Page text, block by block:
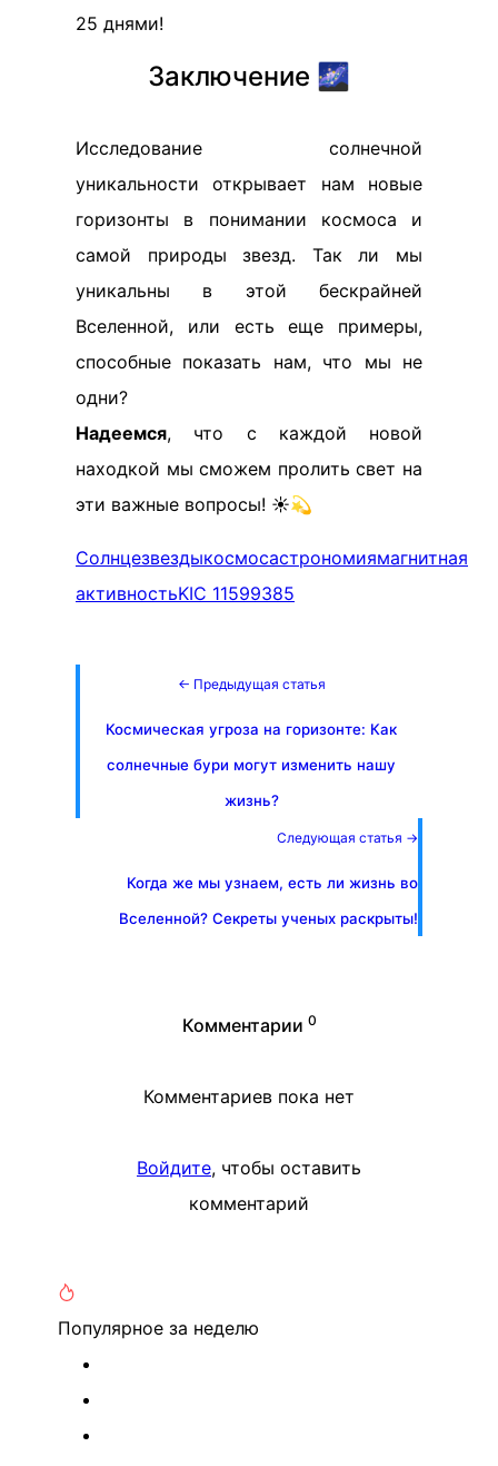
25 днями!
Заключение 🌌
Исследование солнечной
уникальности открывает нам новые
горизонты в понимании космоса и
самой природы звезд. Так ли мы
уникальны в этой бескрайней
Вселенной, или есть еще примеры,
способные показать нам, что мы не
одни?
Надеемся, что с каждой новой
находкой мы сможем пролить свет на
эти важные вопросы! ☀️💫
Солнцезвездыкосмосастрономиямагнитная
активностьKIC 11599385
← Предыдущая статья
Космическая угроза на горизонте: Как
солнечные бури могут изменить нашу
жизнь?
Следующая статья →
Когда же мы узнаем, есть ли жизнь во
Вселенной? Секреты ученых раскрыты!
Комментарии 0
Комментариев пока нет
Войдите, чтобы оставить
комментарий
Популярное за неделю